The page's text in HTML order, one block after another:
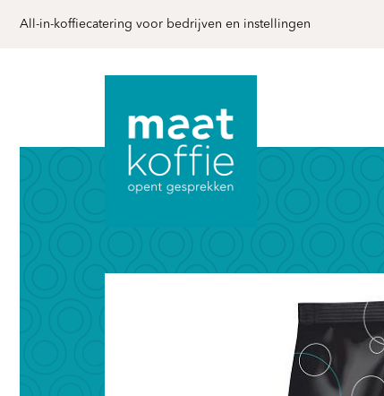
All-in-koffiecatering voor bedrijven en instellingen